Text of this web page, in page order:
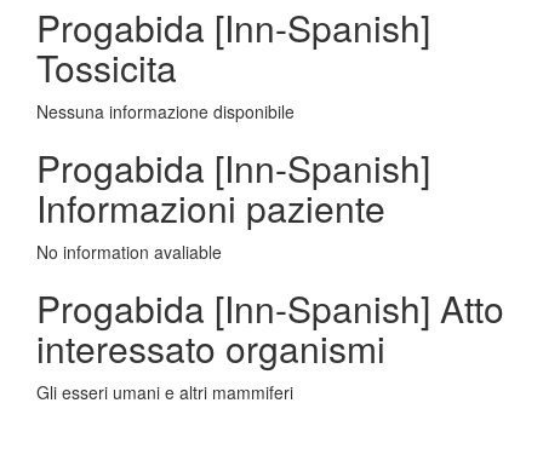
Progabida [Inn-Spanish]
Tossicita
Nessuna informazione disponibile
Progabida [Inn-Spanish]
Informazioni paziente
No information avaliable
Progabida [Inn-Spanish] Atto
interessato organismi
Gli esseri umani e altri mammiferi